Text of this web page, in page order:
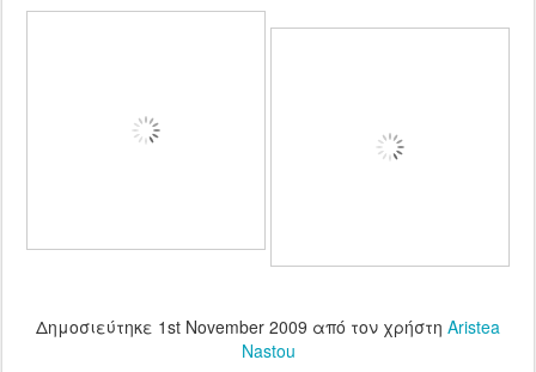
Δημοσιεύτηκε 1st November 2009 από τον χρήστη Aristea
Nastou